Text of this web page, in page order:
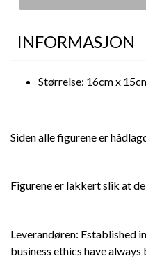
INFORMASJON
Størrelse: 16cm x
Siden alle figurene er
Figurene er lakkert slik at
Leverandøren: Established
business ethics have